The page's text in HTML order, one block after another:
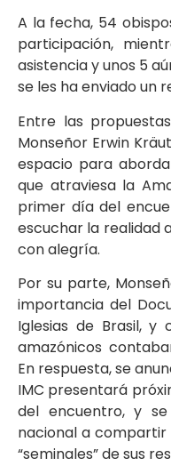
A la fecha, 54
participación,
asistencia y unos 5
se les ha enviado un
Entre las
Monseñor Erwin
espacio para
que atraviesa la
primer día del
escuchar la realidad
con alegría.
Por su parte,
importancia del
Iglesias de Brasil, y
amazónicos
En respuesta, se
IMC presentará
del encuentro, y
nacional a
“seminales” de sus